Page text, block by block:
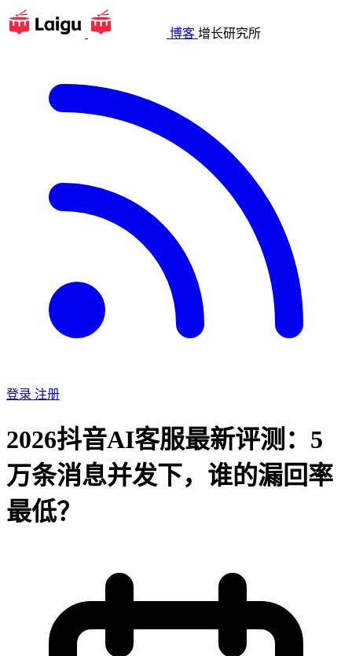
博客 增长研究所
登录 注册
2026抖音AI客服最新评测：5
万条消息并发下，谁的漏回率
最低？